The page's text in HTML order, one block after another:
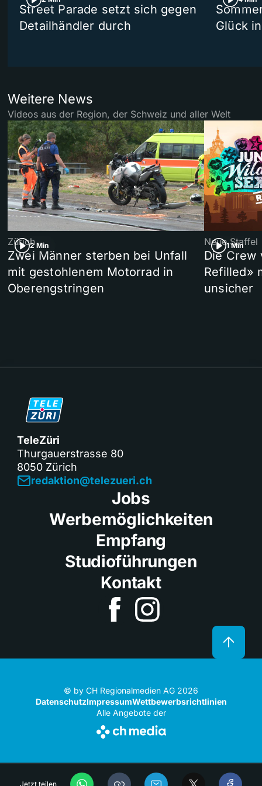
Jetzt teilen
Street Parade setzt sich gegen
Detailhändler durch
Glück
Weitere News
Videos aus der Region, der Schweiz und aller Welt
2 Min
Zürich
Zwei Männer sterben bei Unfall
mit gestohlenem Motorrad in
Oberengstringen
1 Min
Neue Staffel
Die Crew
Refilled»
unsicher
TeleZüri
Thurgauerstrasse 80
8050 Zürich
redaktion@telezueri.ch
Jobs
Werbemöglichkeiten
Empfang
Studioführungen
Kontakt
© by CH Regionalmedien AG 2026
DatenschutzImpressumWettbewerbsrichtlinien
Alle Angebote der